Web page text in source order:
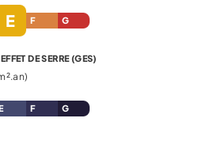
E F G
DE SERRE (GES)
F G